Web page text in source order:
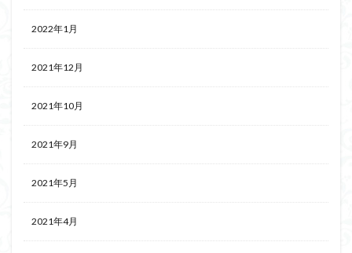
2022年1月
2021年12月
2021年10月
2021年9月
2021年5月
2021年4月